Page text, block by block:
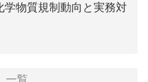
学物質規制動向と実務対
一覧